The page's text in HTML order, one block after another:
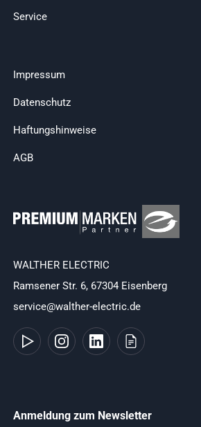
Service
Impressum
Datenschutz
Haftungshinweise
AGB
WALTHER ELECTRIC
Ramsener Str. 6, 67304 Eisenberg
service@walther-electric.de
Anmeldung zum Newsletter